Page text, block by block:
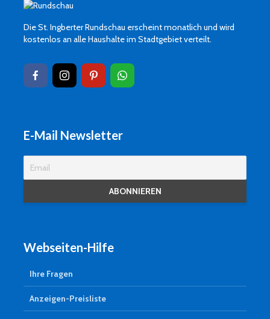
Die St. Ingberter Rundschau erscheint monatlich und wird
kostenlos an alle Haushalte im Stadtgebiet verteilt.
E-Mail Newsletter
Webseiten-Hilfe
Ihre Fragen
Anzeigen-Preisliste